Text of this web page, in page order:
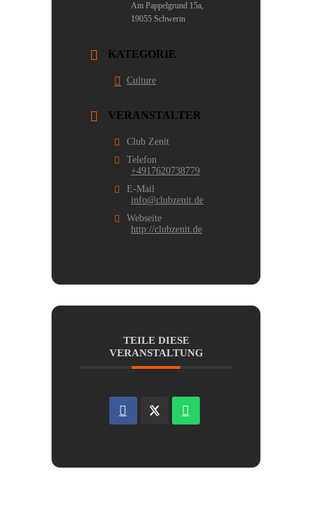
Am Pappelgrund 15a,
19055 Schwerin
KATEGORIE
Culture
VERANSTALTER
Club Zenit
Telefon
+4917620738779
E-Mail
info@clubzenit.de
Webseite
http://clubzenit.de
TEILE DIESE
VERANSTALTUNG